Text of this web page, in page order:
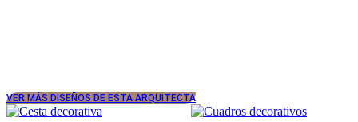
VER MÁS DISEÑOS DE ESTA ARQUITECTA